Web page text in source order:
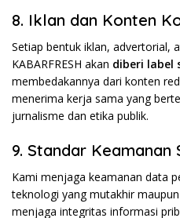
8. Iklan dan Konten
Setiap bentuk iklan, advertorial,
KABARFRESH akan diberi label
membedakannya dari konten
menerima kerja sama yang
jurnalisme dan etika publik.
9. Standar Keamanan
Kami menjaga keamanan data
teknologi yang mutakhir
menjaga integritas informasi